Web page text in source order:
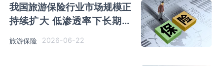
我国旅游保险‌‌‌行业市场规模正
持续扩大 低渗透率下长期发
旅游保险 2026-06-22